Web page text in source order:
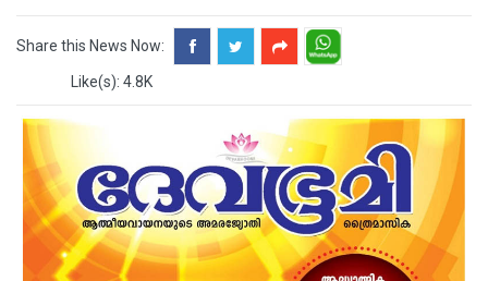
Share this News Now:
Like(s): 4.8K